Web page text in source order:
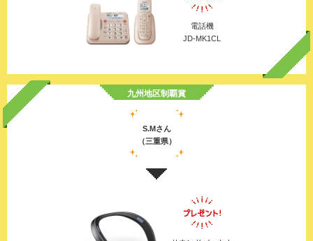
電話機
JD-MK1CL
九州地区制覇賞
S.Mさん
（三重県）